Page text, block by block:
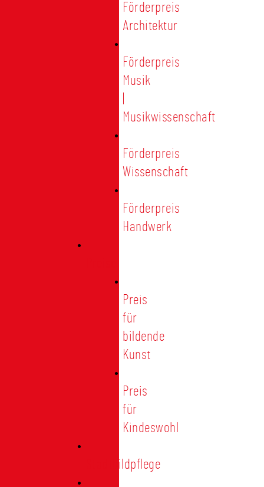
Förderpreis
Architektur
Förderpreis
Musik
Musikwissenschaft
Förderpreis
Wissenschaft
Förderpreis
Handwerk
Preis
für
bildende
Kunst
Preis
für
Kindeswohl
Stadtbildpflege